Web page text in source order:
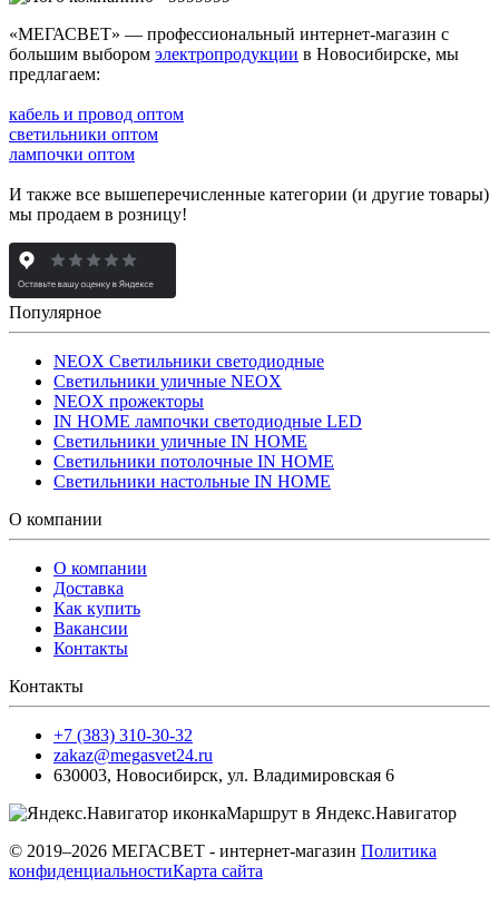
«МЕГАСВЕТ» — профессиональный интернет-магазин с
большим выбором электропродукции в Новосибирске, мы
предлагаем:
кабель и провод оптом
светильники оптом
лампочки оптом
И также все вышеперечисленные категории (и другие товары)
мы продаем в розницу!
Популярное
NEOX Светильники светодиодные
Светильники уличные NEOX
NEOX прожекторы
IN HOME лампочки светодиодные LED
Светильники уличные IN HOME
Светильники потолочные IN HOME
Светильники настольные IN HOME
О компании
О компании
Доставка
Как купить
Вакансии
Контакты
Контакты
+7 (383) 310-30-32
zakaz@megasvet24.ru
630003, Новосибирск, ул. Владимировская 6
Маршрут в Яндекс.Навигатор
© 2019–2026 МЕГАСВЕТ - интернет-магазин Политика
конфиденциальностиКарта сайта